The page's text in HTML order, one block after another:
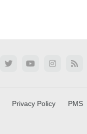
Privacy Policy PMS